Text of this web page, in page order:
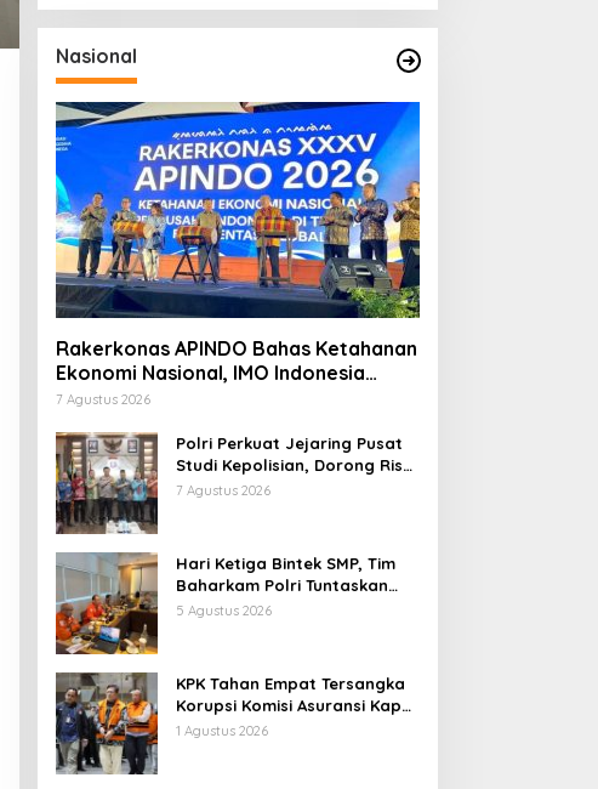
Nasional
Rakerkonas APINDO Bahas Ketahanan
Ekonomi Nasional, IMO Indonesia
Soroti Pentingnya Kolaborasi Lintas
7 Agustus 2026
Polri Perkuat Jejaring Pusat
Studi Kepolisian, Dorong Riset
Jadi Dasar Kebijakan dan
7 Agustus 2026
Hari Ketiga Bintek SMP, Tim
Baharkam Polri Tuntaskan
Pemeriksaan Pola
5 Agustus 2026
KPK Tahan Empat Tersangka
Korupsi Komisi Asuransi Kapal
PT Pelni
1 Agustus 2026